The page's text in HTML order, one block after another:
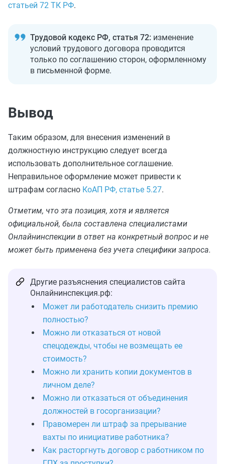
статьей 72 ТК РФ.
Трудовой кодекс РФ, статья 72: изменение
условий трудового договора проводится
только по соглашению сторон, оформленному
в письменной форме.
Вывод
Таким образом, для внесения изменений в
должностную инструкцию следует всегда
использовать дополнительное соглашение.
Неправильное оформление может привести к
штрафам согласно КоАП РФ, статье 5.27.
Отметим, что эта позиция, хотя и является
официальной, была составлена специалистами
Онлайнинспекции в ответ на конкретный вопрос и не
может быть применена без учета специфики запроса.
Другие разъяснения специалистов сайта
Онлайнинспекция.рф:
Может ли работодатель снизить премию
полностью?
Можно ли отказаться от новой
спецодежды, чтобы не возмещать ее
стоимость?
Можно ли хранить копии документов в
личном деле?
Можно ли отказаться от объединения
должностей в госорганизации?
Правомерен ли штраф за прерывание
вахты по инициативе работника?
Как расторгнуть договор с работником по